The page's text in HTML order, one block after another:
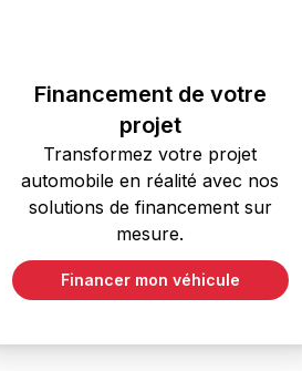
Financement de votre
projet
Transformez votre projet
automobile en réalité avec nos
solutions de financement sur
mesure.
Financer mon véhicule